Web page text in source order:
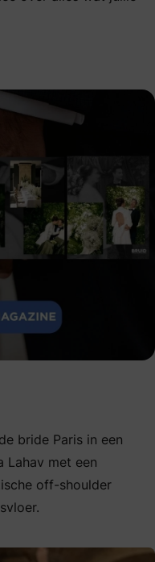
bride Paris in een
Lahav met een
off-shoulder